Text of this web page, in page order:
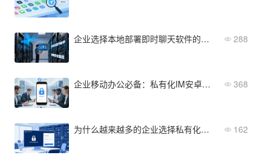
企业选择本地部署即时聊天软件的原因是什么？深度剖析安全性优势 288
企业移动办公必备：私有化IM安卓版部署与选型指南 368
为什么越来越多的企业选择私有化部署办公IM软件？ 162